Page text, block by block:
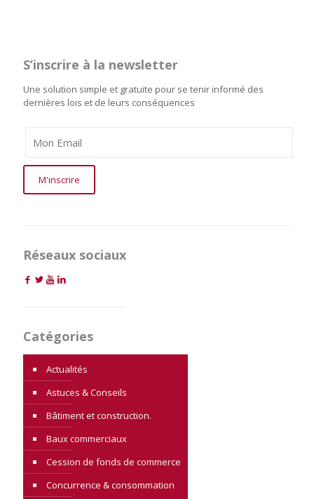
S’inscrire à la newsletter
Une solution simple et gratuite pour se tenir informé des
dernières lois et de leurs conséquences
Réseaux sociaux
Catégories
Actualités
Astuces & Conseils
Bâtiment et construction.
Baux commerciaux
Cession de fonds de commerce
Concurrence & consommation